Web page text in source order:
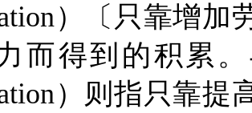
）〔只靠增
而得到的积累
）则指只靠